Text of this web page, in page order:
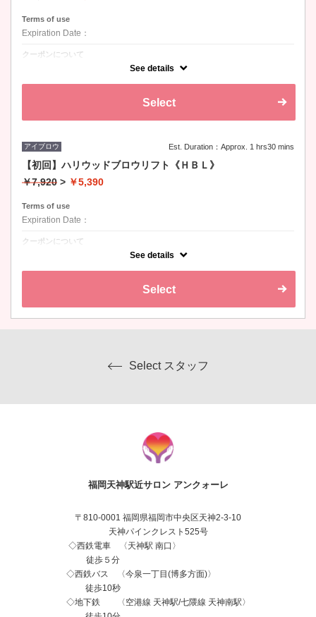
Terms of use
Expiration Date：
クーポンについて
カール：Ｊ、Ｃ、Ｄ / 長さ：8-15mm / 太さ：0.07
See details
Select
アイブロウ Est. Duration：Approx. 1 hrs30 mins
【初回】ハリウッドブロウリフト《ＨＢＬ》
￥7,920 > ￥5,390
Terms of use
Expiration Date：
クーポンについて
炭酸クレンジング＆トリートメント＆ワックス付
See details
Select
Select スタッフ
福岡天神駅近サロン アンクォーレ
〒810-0001 福岡県福岡市中央区天神2-3-10
天神パインクレスト525号
◇西鉄電車 〈天神駅 南口〉
徒歩５分
◇西鉄バス 〈今泉一丁目(博多方面)〉
徒歩10秒
◇地下鉄 〈空港線 天神駅/七隈線 天神南駅〉